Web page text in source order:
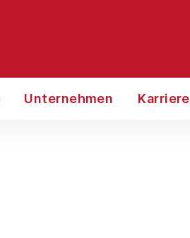
Unternehmen Karriere